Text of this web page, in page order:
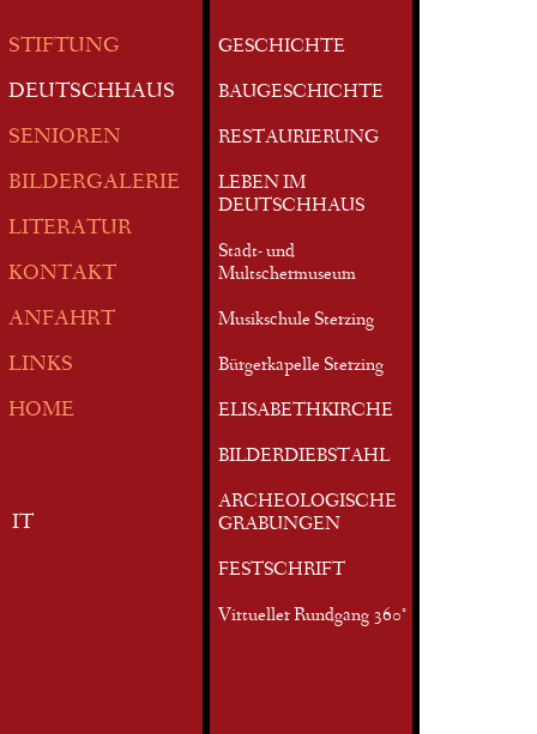
STIFTUNG
DEUTSCHHAUS
SENIOREN
BILDERGALERIE
LITERATUR
KONTAKT
ANFAHRT
LINKS
HOME
IT
GESCHICHTE
BAUGESCHICHTE
RESTAURIERUNG
LEBEN IM
DEUTSCHHAUS
Stadt- und
Multschermuseum
Musikschule Sterzing
Bürgerkapelle Sterzing
ELISABETHKIRCHE
BILDERDIEBSTAHL
ARCHEOLOGISCHE
GRABUNGEN
FESTSCHRIFT
Virtueller Rundgang 360°